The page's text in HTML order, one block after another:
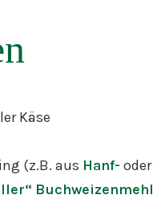
Käse
(z.B. aus Hanf- oder
Buchweizenmehl